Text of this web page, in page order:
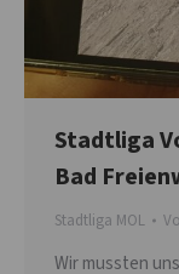
Stadtliga
Bad
Stadtliga MOL
Wir mussten